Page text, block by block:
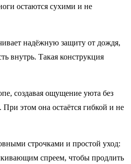
остаются сухими и не
надёжную защиту от дождя,
внутрь. Такая конструкция
создавая ощущение уюта без
этом она остаётся гибкой и не
строчками и простой уход:
спреем, чтобы продлить